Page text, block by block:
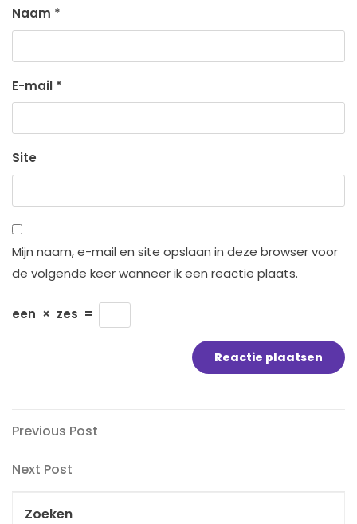
Naam *
E-mail *
Site
Mijn naam, e-mail en site opslaan in deze browser voor
de volgende keer wanneer ik een reactie plaats.
een × zes =
Bericht
navigatie
Previous
Previous Post
Next
Next Post
Zoeken